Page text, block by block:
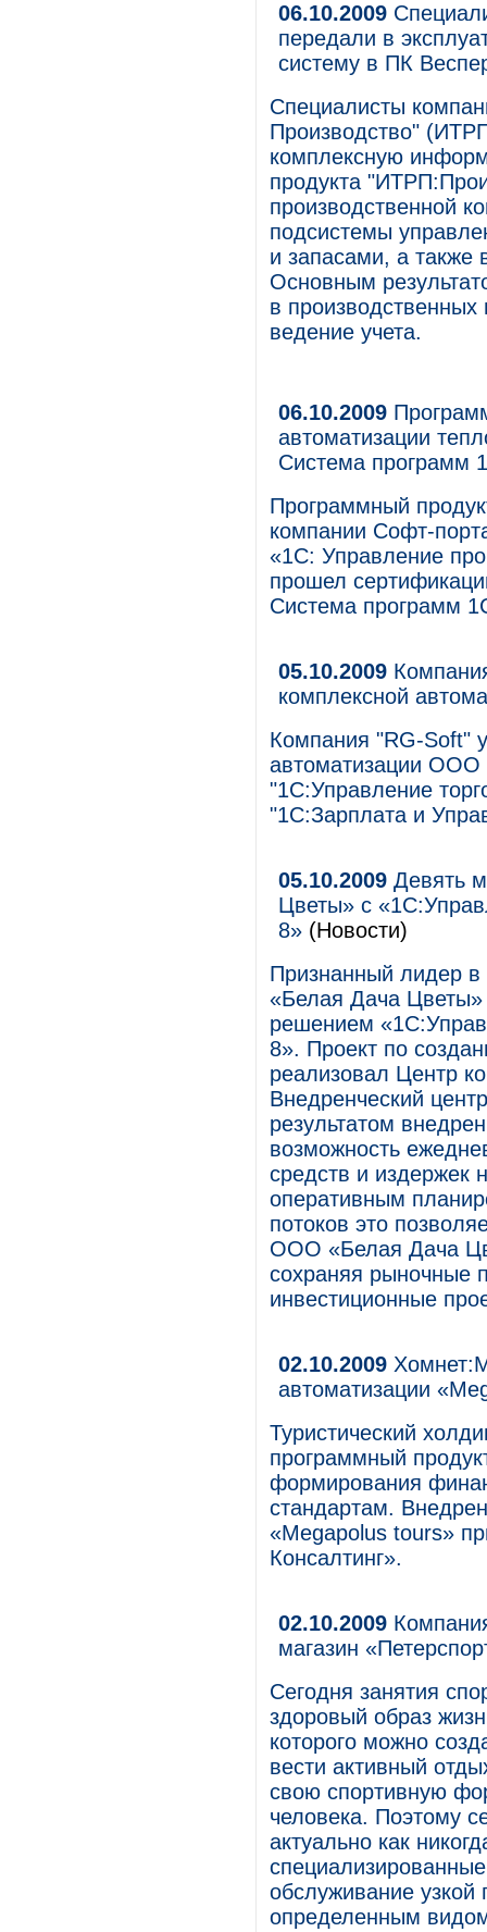
06.10.2009
передали в
систему в ПК
Специалисты
Производство"
комплексную
продукта
производственной
подсистемы
и запасами, а также
Основным
в производственных
ведение учета.
06.10.2009
автоматизации
Система программ
Программный
компании Софт-
«1С: Управление
прошел
Система программ
05.10.2009
комплексной
Компания "RG-Soft"
автоматизации ООО
"1С:Управление
"1С:Зарплата и
05.10.2009 Девять
Цветы» с
8» (Новости)
Признанный лидер
«Белая Дача Цветы»
решением
8». Проект по
реализовал Центр
Внедренческий
результатом
возможность
средств и издержек
оперативным
потоков это
ООО «Белая Дача
сохраняя рыночные
инвестиционные
02.10.2009
автоматизации
Туристический
программный
формирования
стандартам.
«Megapolus tours»
Консалтинг».
02.10.2009
магазин
Сегодня занятия
здоровый образ
которого можно
вести активный
свою спортивную
человека. Поэтому
актуально как
обслуживание
определенным